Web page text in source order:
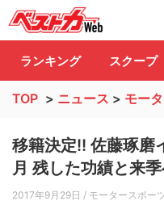
自動車
ランキング スクープ
TOP > ニュース > モー
移籍決定!! 佐藤琢磨
月 残した功績と来
2017年9月29日 / モータースポー